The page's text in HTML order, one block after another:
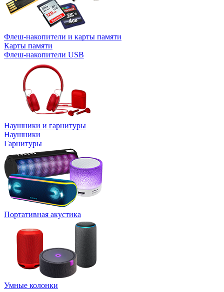
Флеш-накопители и карты памяти
Карты памяти
Флеш-накопители USB
Наушники и гарнитуры
Наушники
Гарнитуры
Портативная акустика
Умные колонки